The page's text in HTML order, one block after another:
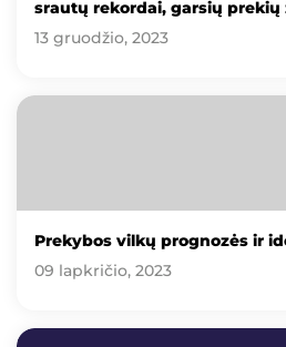
srautų rekordai, garsių
13 gruodžio, 2023
Prekybos vilkų prognozės ir
09 lapkričio, 2023